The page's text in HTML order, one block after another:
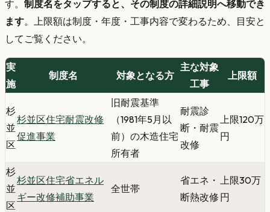
す。 制度名をタップすると、その制度の詳細説明へ移動でき
ます。上限額は制度・年度・工事内容で変わるため、目安と
してご覧ください。
実
施
制度名 対象となる方
主な対象
工事
上限額
杉
並
区
杉並区住宅耐震改修
促進事業
旧耐震基準
（1981年5月以
前）の木造住宅
所有者
耐震診
断・耐震
改修
上限120万
円
杉
並
区
杉並区住宅省エネル
ギー改修補助事業
全世帯
省エネ・
断熱改修
上限30万
円